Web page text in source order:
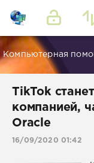
Компьютерная
TikTok
компанией,
Oracle
16/09/2020 01:42